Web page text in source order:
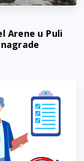
Arene u Puli